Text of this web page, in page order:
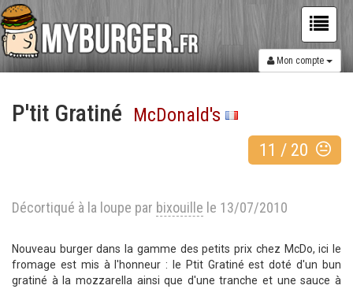
Mon compte
P'tit Gratiné McDonald's
11 / 20
Décortiqué à la loupe par bixouille le 13/07/2010
Nouveau burger dans la gamme des petits prix chez McDo, ici le
fromage est mis à l'honneur : le Ptit Gratiné est doté d'un bun
gratiné à la mozzarella ainsi que d'une tranche et une sauce à